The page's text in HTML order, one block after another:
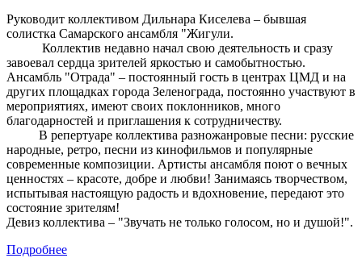
Руководит коллективом Дильнара Киселева – бывшая
солистка Самарского ансамбля "Жигули.
Коллектив недавно начал свою деятельность и сразу
завоевал сердца зрителей яркостью и самобытностью.
Ансамбль "Отрада" – постоянный гость в центрах ЦМД и на
других площадках города Зеленограда, постоянно участвуют в
мероприятиях, имеют своих поклонников, много
благодарностей и приглашения к сотрудничеству.
В репертуаре коллектива разножанровые песни: русские
народные, ретро, песни из кинофильмов и популярные
современные композиции. Артисты ансамбля поют о вечных
ценностях – красоте, добре и любви! Занимаясь творчеством,
испытывая настоящую радость и вдохновение, передают это
состояние зрителям!
Девиз коллектива – "Звучать не только голосом, но и душой!".
Подробнее